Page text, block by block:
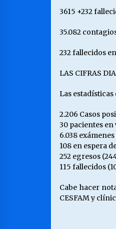
3615 +232
35.082
232 fallecidos
LAS CIFRAS
Las
2.206 Casos
30 pacientes
6.038
108 en espera
252 egresos
115 fallecidos
Cabe hacer
CESFAM y